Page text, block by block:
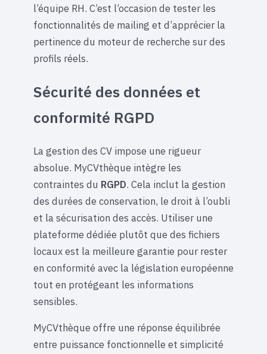
l’équipe RH. C’est l’occasion de tester les
fonctionnalités de mailing et d’apprécier la
pertinence du moteur de recherche sur des
profils réels.
Sécurité des données et
conformité RGPD
La gestion des CV impose une rigueur
absolue. MyCVthèque intègre les
contraintes du RGPD. Cela inclut la gestion
des durées de conservation, le droit à l’oubli
et la sécurisation des accès. Utiliser une
plateforme dédiée plutôt que des fichiers
locaux est la meilleure garantie pour rester
en conformité avec la législation européenne
tout en protégeant les informations
sensibles.
MyCVthèque offre une réponse équilibrée
entre puissance fonctionnelle et simplicité